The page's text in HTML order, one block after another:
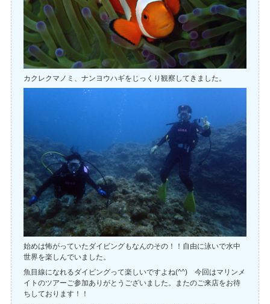
カクレクマノミ、ナンヨウハギをじっくり観察してきました。
始めは怖がっていたダイビングもなんのその！！自由に泳いで水中
世界を楽しんでいました。
魚目線になれるダイビングって楽しいですよね(^^) 今回はマリンメ
イトのツアーご参加ありがとうございました。またのご来店をお待
ちしております！！